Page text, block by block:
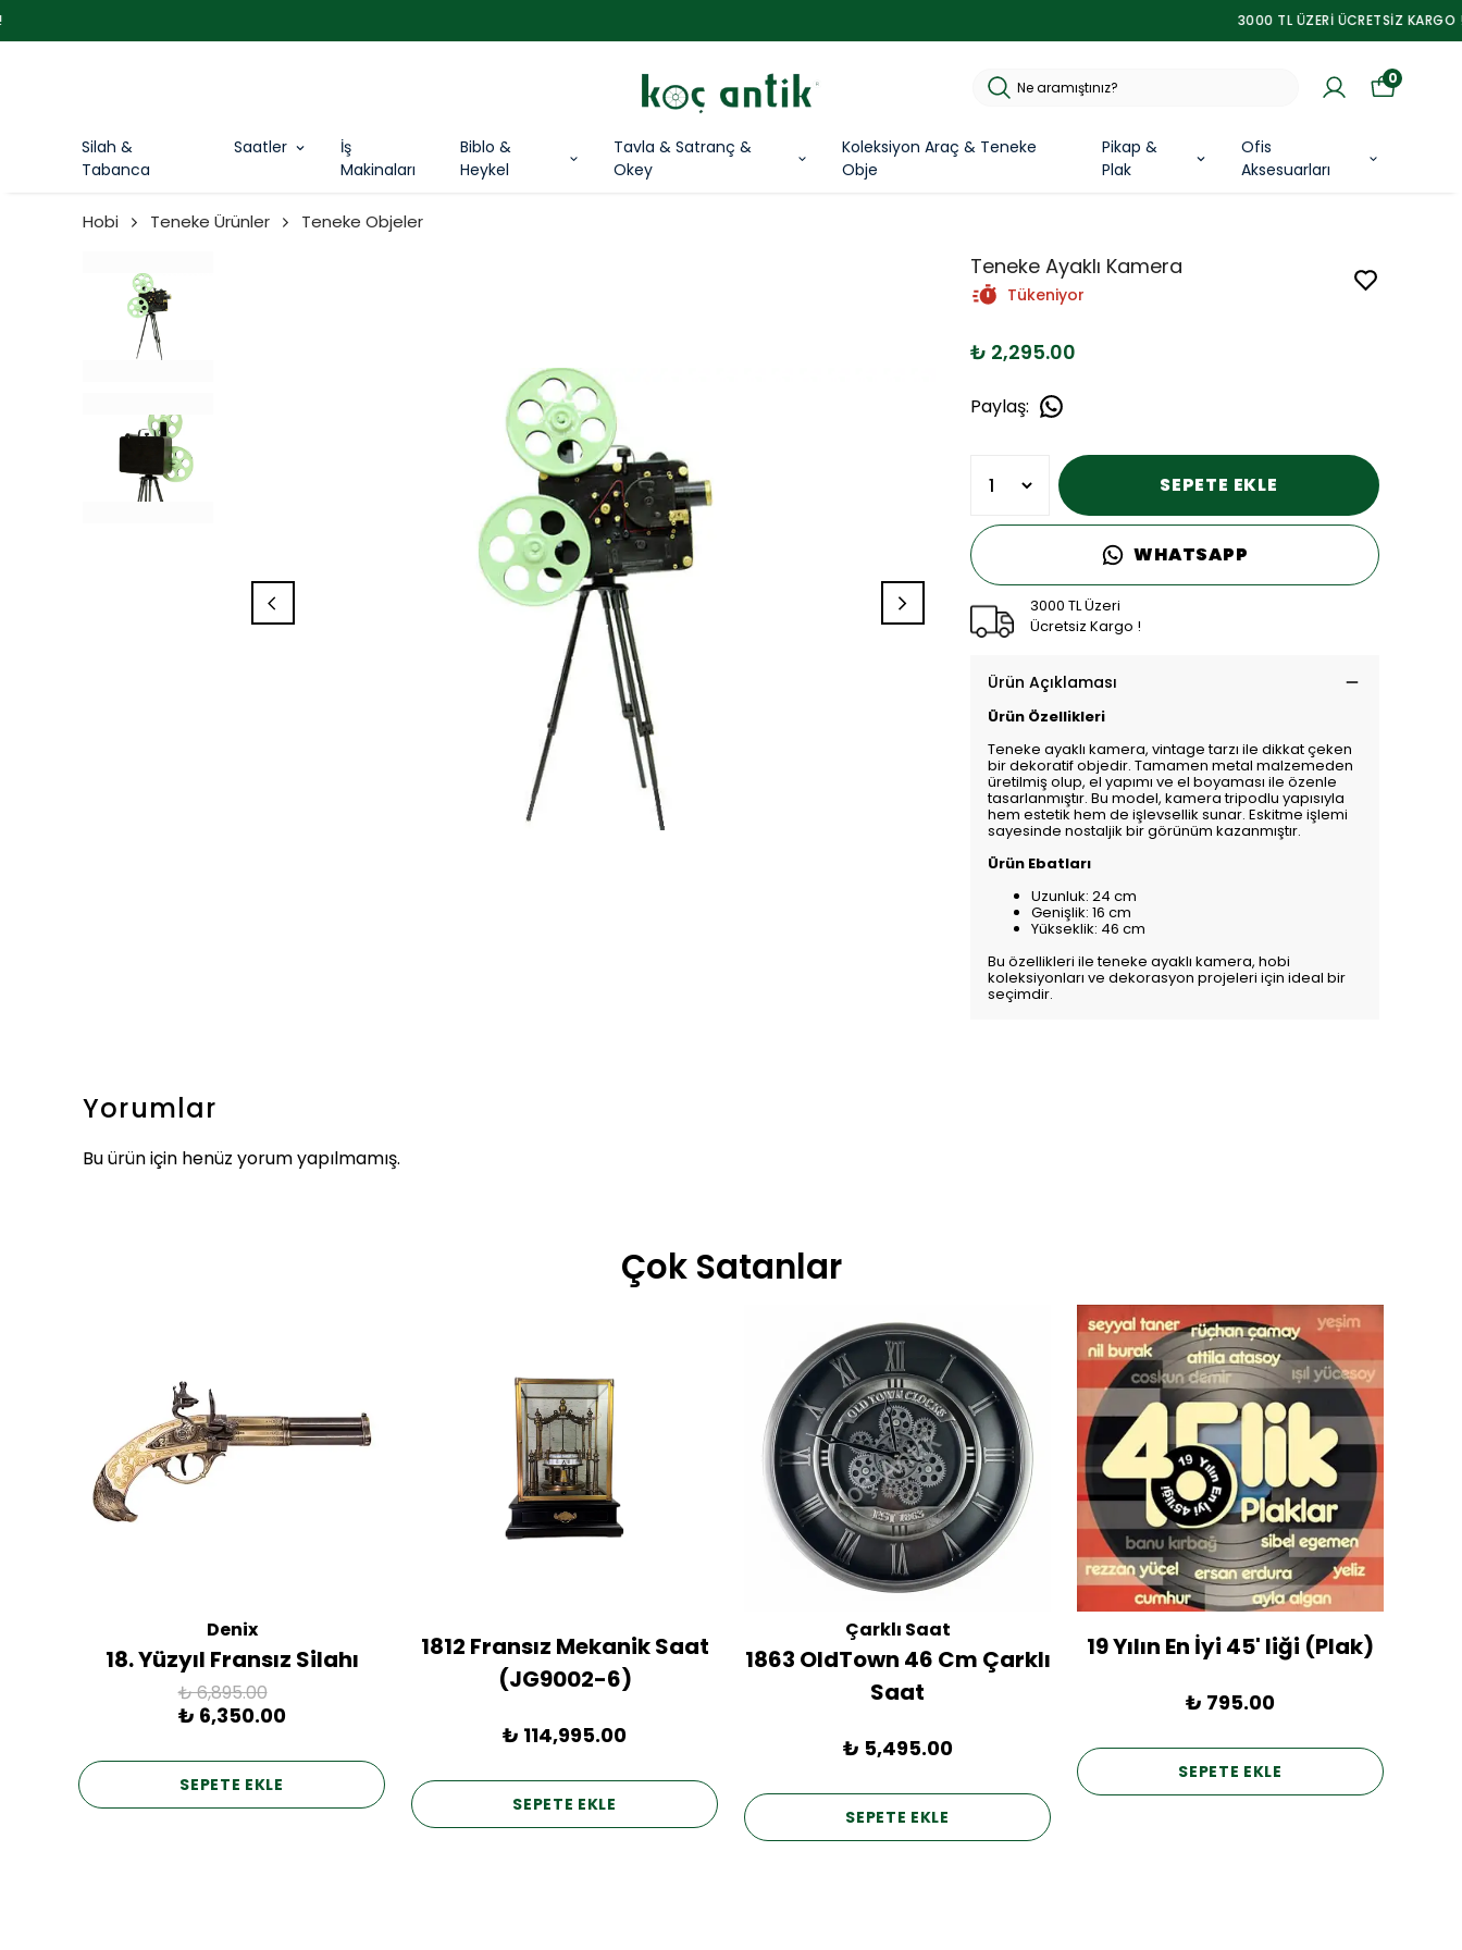
Silah &
Tabanca
Saatler
İş
Makinaları
Biblo &
Heykel
Tavla & Satranç &
Okey
Koleksiyon Araç & Teneke
Obje
Pikap &
Plak
Ofis
Aksesuarları
0
Hobi Teneke Ürünler Teneke Objeler
Teneke Ayaklı Kamera
Tükeniyor
₺ 2,295.00
Paylaş:
SEPETE EKLE
WHATSAPP
3000 TL Üzeri
Ücretsiz Kargo !
Ürün Açıklaması
Ürün Özellikleri
Teneke ayaklı kamera, vintage tarzı ile dikkat çeken
bir dekoratif objedir. Tamamen metal malzemeden
üretilmiş olup, el yapımı ve el boyaması ile özenle
tasarlanmıştır. Bu model, kamera tripodlu yapısıyla
hem estetik hem de işlevsellik sunar. Eskitme işlemi
sayesinde nostaljik bir görünüm kazanmıştır.
Ürün Ebatları
Uzunluk: 24 cm
Genişlik: 16 cm
Yükseklik: 46 cm
Bu özellikleri ile teneke ayaklı kamera, hobi
koleksiyonları ve dekorasyon projeleri için ideal bir
seçimdir.
Yorumlar
Bu ürün için henüz yorum yapılmamış.
Çok Satanlar
Denix
18. Yüzyıl Fransız Silahı
₺ 6,895.00
₺ 6,350.00
SEPETE EKLE
1812 Fransız Mekanik Saat
(JG9002-6)
₺ 114,995.00
SEPETE EKLE
Çarklı Saat
1863 OldTown 46 Cm Çarklı
Saat
₺ 5,495.00
SEPETE EKLE
19 Yılın En İyi 45' liği (Plak)
₺ 795.00
SEPETE EKLE